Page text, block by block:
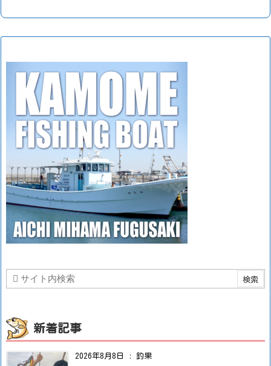
新着記事
2026年8月8日 : 釣果